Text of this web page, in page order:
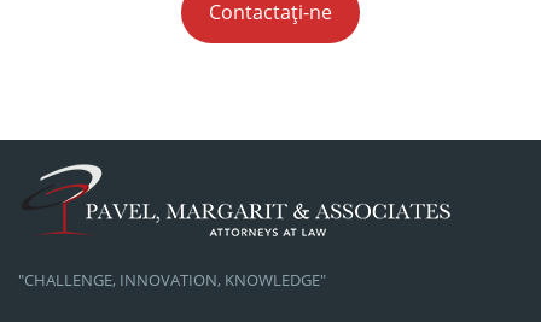
Contactați-ne
"CHALLENGE, INNOVATION, KNOWLEDGE"